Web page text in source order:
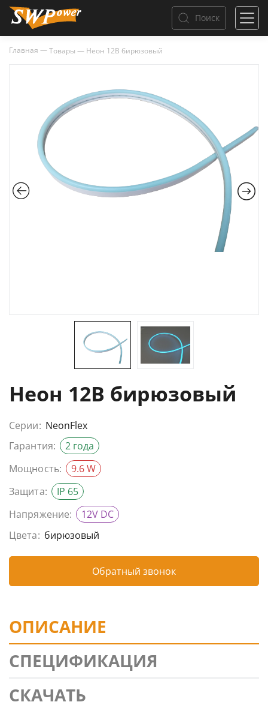
Поиск
Главная —Товары — Неон 12В бирюзовый
Неон 12В бирюзовый
Серии: NeonFlex
Гарантия:
2 года
Мощность:
9.6 W
Защита:
IP 65
Напряжение:
12V DC
Цвета: бирюзовый
Обратный звонок
ОПИСАНИЕ
СПЕЦИФИКАЦИЯ
СКАЧАТЬ